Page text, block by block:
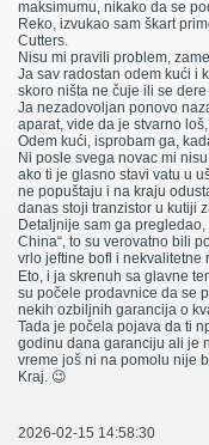
maksimumu, nikako da se
Reko, izvukao sam škart
Cutters.
Nisu mi pravili problem,
Ja sav radostan odem kući i
skoro ništa ne čuje ili se
Ja nezadovoljan ponovo
aparat, vide da je stvarno
Odem kući, isprobam ga,
Ni posle svega novac mi
ako ti je glasno stavi vatu u
ne popuštaju i na kraju
danas stoji tranzistor u kutiji
Detaljnije sam ga
China“, to su verovatno bili
vrlo jeftine bofl i nekvalitetne
Eto, i ja skrenuh sa glavne
su počele prodavnice da se
nekih ozbiljnih garancija o
Tada je počela pojava da ti
godinu dana garanciju ali je
vreme još ni na pomolu nije
Kraj. 😉
2026-02-15 14:58:30